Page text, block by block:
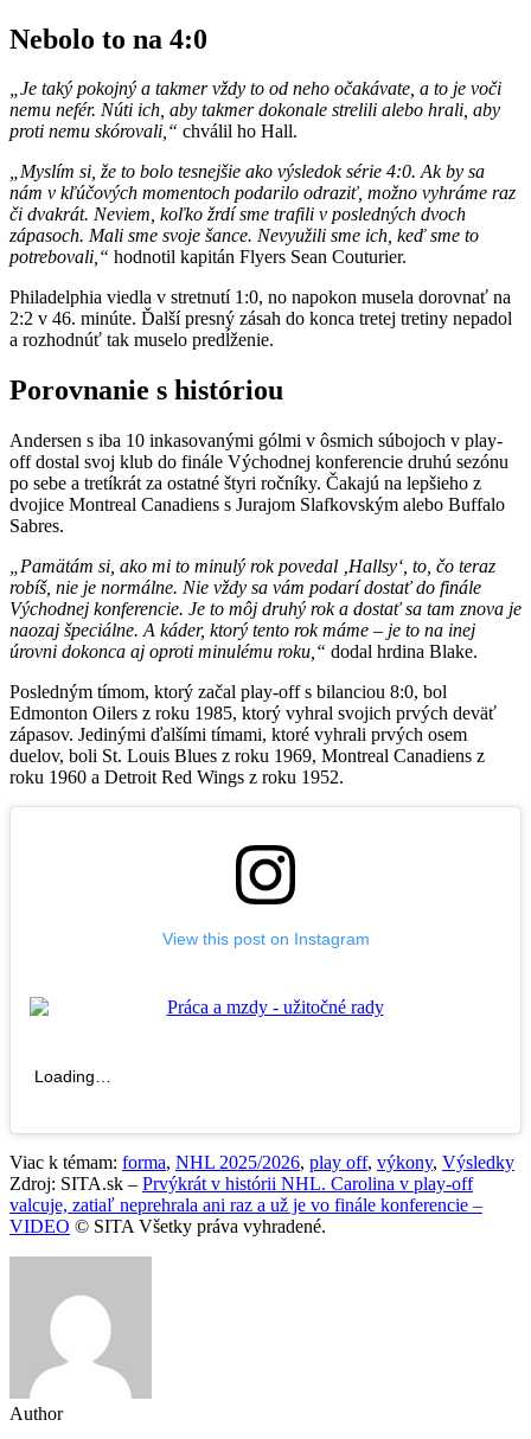
Nebolo to na 4:0
„Je taký pokojný a takmer vždy to od neho očakávate, a to je voči
nemu nefér. Núti ich, aby takmer dokonale strelili alebo hrali, aby
proti nemu skórovali,“ chválil ho Hall.
„Myslím si, že to bolo tesnejšie ako výsledok série 4:0. Ak by sa
nám v kľúčových momentoch podarilo odraziť, možno vyhráme raz
či dvakrát. Neviem, koľko žrdí sme trafili v posledných dvoch
zápasoch. Mali sme svoje šance. Nevyužili sme ich, keď sme to
potrebovali,“ hodnotil kapitán Flyers Sean Couturier.
Philadelphia viedla v stretnutí 1:0, no napokon musela dorovnať na
2:2 v 46. minúte. Ďalší presný zásah do konca tretej tretiny nepadol
a rozhodnúť tak muselo predĺženie.
Porovnanie s históriou
Andersen s iba 10 inkasovanými gólmi v ôsmich súbojoch v play-
off dostal svoj klub do finále Východnej konferencie druhú sezónu
po sebe a tretíkrát za ostatné štyri ročníky. Čakajú na lepšieho z
dvojice Montreal Canadiens s Jurajom Slafkovským alebo Buffalo
Sabres.
„Pamätám si, ako mi to minulý rok povedal ‚Hallsy‘, to, čo teraz
robíš, nie je normálne. Nie vždy sa vám podarí dostať do finále
Východnej konferencie. Je to môj druhý rok a dostať sa tam znova je
naozaj špeciálne. A káder, ktorý tento rok máme – je to na inej
úrovni dokonca aj oproti minulému roku,“ dodal hrdina Blake.
Posledným tímom, ktorý začal play-off s bilanciou 8:0, bol
Edmonton Oilers z roku 1985, ktorý vyhral svojich prvých deväť
zápasov. Jedinými ďalšími tímami, ktoré vyhrali prvých osem
duelov, boli St. Louis Blues z roku 1969, Montreal Canadiens z
roku 1960 a Detroit Red Wings z roku 1952.
View this post on Instagram
Loading…
Viac k témam: forma, NHL 2025/2026, play off, výkony, Výsledky
Zdroj: SITA.sk – Prvýkrát v histórii NHL. Carolina v play-off
valcuje, zatiaľ neprehrala ani raz a už je vo finále konferencie –
VIDEO © SITA Všetky práva vyhradené.
Author